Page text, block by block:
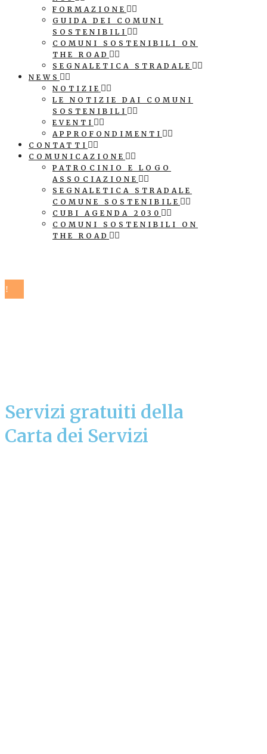
FORMAZIONE
GUIDA DEI COMUNI
SOSTENIBILI
COMUNI SOSTENIBILI ON
THE ROAD
SEGNALETICA STRADALE
NEWS
NOTIZIE
LE NOTIZIE DAI COMUNI
SOSTENIBILI
EVENTI
APPROFONDIMENTI
CONTATTI
COMUNICAZIONE
PATROCINIO E LOGO
ASSOCIAZIONE
SEGNALETICA STRADALE
COMUNE SOSTENIBILE
CUBI AGENDA 2030
COMUNI SOSTENIBILI ON
THE ROAD
Servizi gratuiti della
Carta dei Servizi